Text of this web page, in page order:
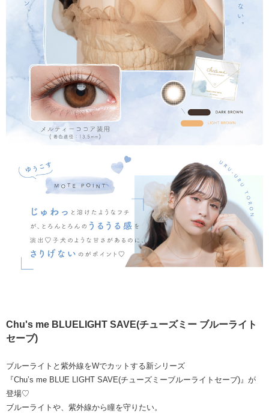
Chu's me BLUELIGHT SAVE(チューズミー ブルーライト
セーブ)
ブルーライトと紫外線をWでカットする新シリーズ
『Chu’s me BLUE LIGHT SAVE(チューズミーブルーライトセーブ)』が
登場♡
ブルーライトや、紫外線から瞳を守りたい。